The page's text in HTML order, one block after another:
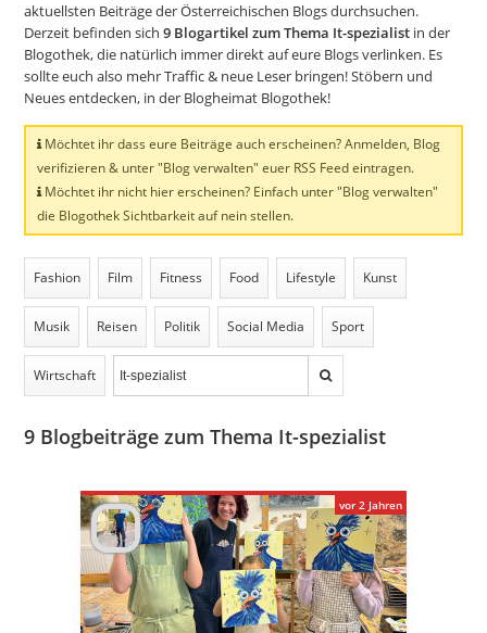
aktuellsten Beiträge der Österreichischen Blogs durchsuchen.
Derzeit befinden sich9 Blogartikel zum Thema It-spezialist in der
Blogothek, die natürlich immer direkt auf eure Blogs verlinken. Es
sollte euch also mehr Traffic & neue Leser bringen! Stöbern und
Neues entdecken, in der Blogheimat Blogothek!
Möchtet ihr dass eure Beiträge auch erscheinen? Anmelden, Blog
verifizieren & unter "Blog verwalten" euer RSS Feed eintragen.
Möchtet ihr nicht hier erscheinen? Einfach unter "Blog verwalten"
die Blogothek Sichtbarkeit auf nein stellen.
Fashion Film Fitness Food Lifestyle Kunst
Musik Reisen Politik Social Media Sport
Wirtschaft
9 Blogbeiträge zum Thema It-spezialist
vor 2 Jahren